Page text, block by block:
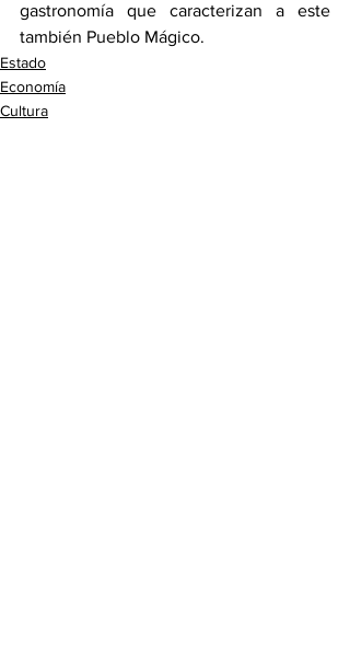
gastronomía que caracterizan a este
también Pueblo Mágico.
Estado
Economía
Cultura